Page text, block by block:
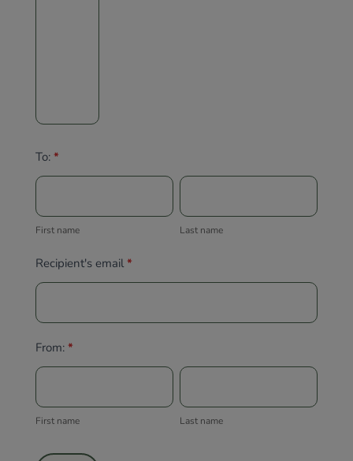
To: *
First
First name
Last
Last name
Recipient's email*
From: *
First
First name
Last
Last name